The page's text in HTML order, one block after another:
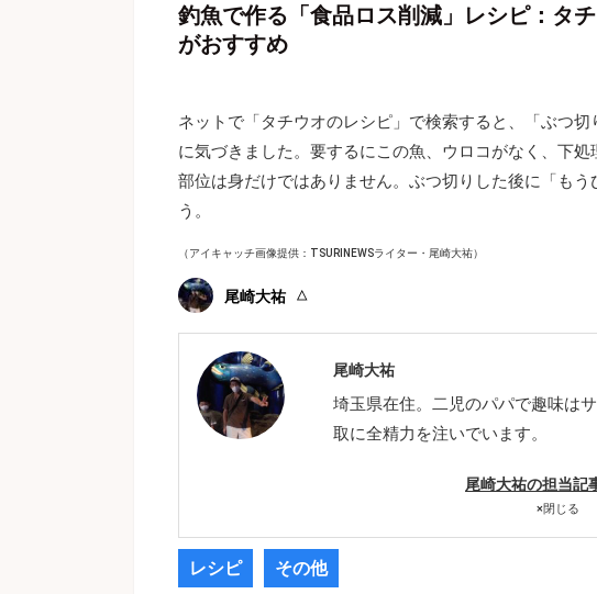
釣魚で作る「食品ロス削減」レシピ：タ
がおすすめ
ネットで「タチウオのレシピ」で検索すると、「ぶつ
に気づきました。要するにこの魚、ウロコがなく、下
部位は身だけではありません。ぶつ切りした後に「も
う。
（アイキャッチ画像提供：TSURINEWSライター・尾崎大祐）
尾崎大祐
尾崎大祐
埼玉県在住。二児のパパで趣味は
取に全精力を注いでいます。
尾崎大祐の担当記
×閉じる
レシピ その他